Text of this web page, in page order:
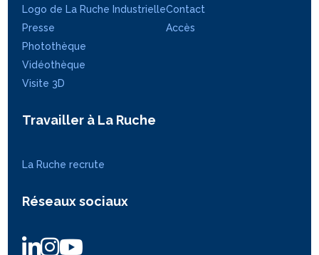
Logo de La Ruche Industrielle
Presse
Photothèque
Vidéothèque
Visite 3D
Contact
Accès
Travailler à La Ruche
La Ruche recrute
Réseaux sociaux